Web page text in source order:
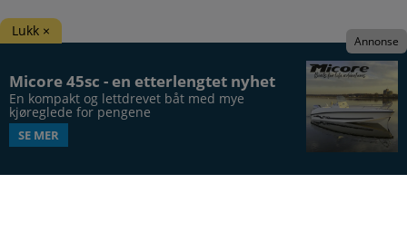
Micore 45sc - en etterlengtet nyhet
En kompakt og lettdrevet båt med mye
kjøreglede for pengene
SE MER
Annonse
Lukk ×